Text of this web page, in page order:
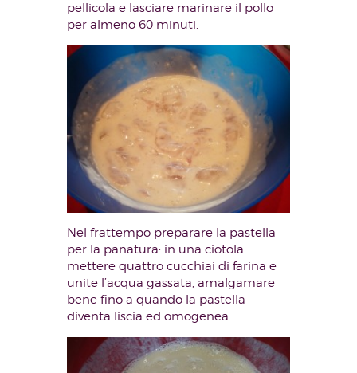
pellicola e lasciare marinare il pollo
per almeno 60 minuti.
Nel frattempo preparare la pastella
per la panatura: in una ciotola
mettere quattro cucchiai di farina e
unite l’acqua gassata, amalgamare
bene fino a quando la pastella
diventa liscia ed omogenea.